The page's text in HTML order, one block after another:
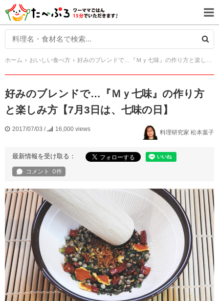
ホーム おいしい食べ方 好みのブレンドで…『Ｍｙ七味』の作り方と楽しみ方【7月3日は、七味の日】
好みのブレンドで…『Ｍｙ七味』の作り方
と楽しみ方【7月3日は、七味の日】
2017/07/03 / 16,000 views 料理研究家 松本葉子
最新情報を受け取る：